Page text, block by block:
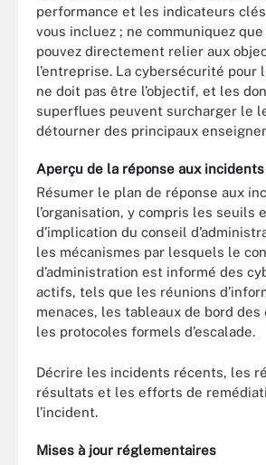
performance et les indicateurs
vous incluez ; ne communiquez
pouvez directement relier aux
l’entreprise. La cybersécurité pour
ne doit pas être l’objectif, et les
superflues peuvent surcharger le
détourner des principaux
Aperçu de la réponse aux incidents
Résumer le plan de réponse aux
l’organisation, y compris les seuils
d’implication du conseil
les mécanismes par lesquels le
d’administration est informé des
actifs, tels que les réunions
menaces, les tableaux de bord
les protocoles formels d’escalade.
Décrire les incidents récents, les
résultats et les efforts de
l’incident.
Mises à jour réglementaires